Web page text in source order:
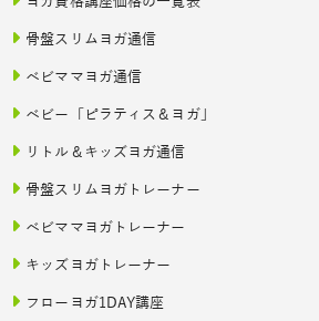
骨盤スリムヨガ通信
ベビママヨガ通信
ベビー「ピラティス＆ヨガ」
リトル＆キッズヨガ通信
骨盤スリムヨガトレーナー
ベビママヨガトレーナー
キッズヨガトレーナー
フローヨガ1DAY講座